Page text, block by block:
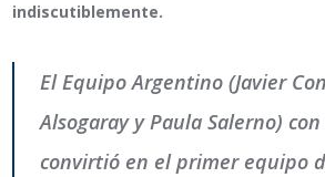
indiscutiblemente.
El Equipo Argentino (Javier
Alsogaray y Paula Salerno)
convirtió en el primer equipo